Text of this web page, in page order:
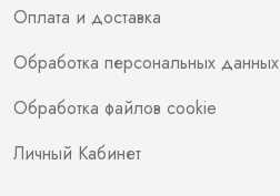
Оплата и доставка
Обработка персональных данных
Обработка файлов cookie
Личный Кабинет